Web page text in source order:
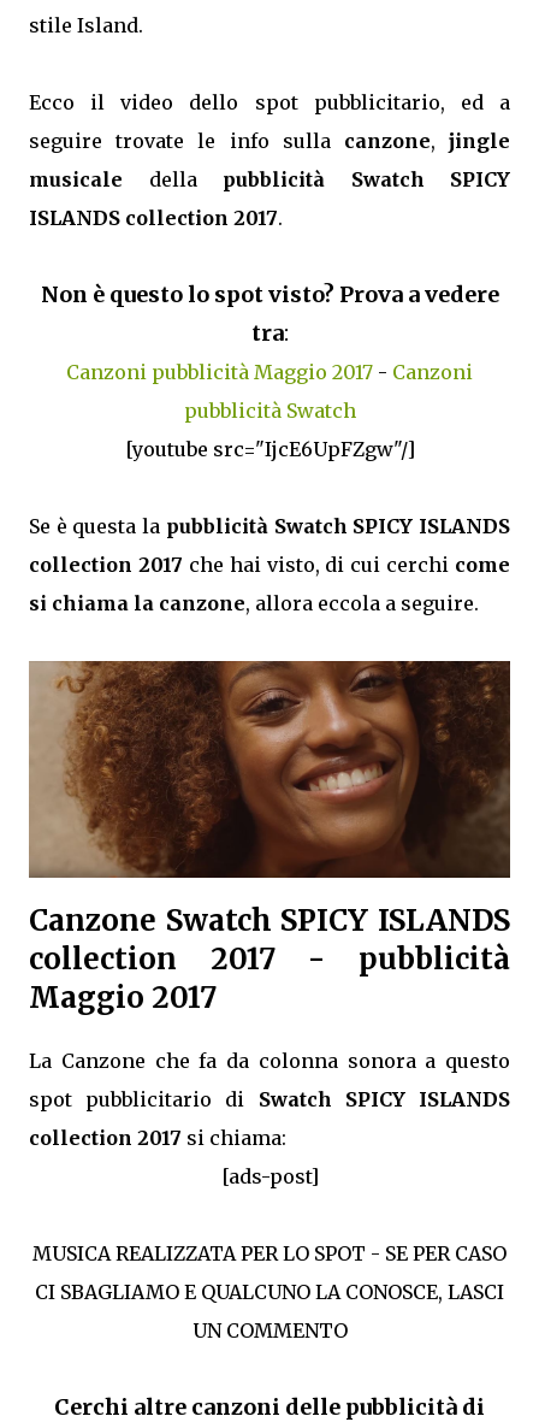
stile Island.
Ecco il video dello spot pubblicitario, ed a
seguire trovate le info sulla canzone,jingle
musicale della pubblicità Swatch SPICY
ISLANDS collection 2017.
Non è questo lo spot visto? Prova a vedere
tra:
Canzoni pubblicità Maggio 2017 - Canzoni
pubblicità Swatch
[youtube src="IjcE6UpFZgw"/]
Se è questa la pubblicità Swatch SPICY ISLANDS
collection 2017 che hai visto, di cui cerchi come
si chiama la canzone, allora eccola a seguire.
Canzone Swatch SPICY ISLANDS
collection 2017 - pubblicità
Maggio 2017
La Canzone che fa da colonna sonora a questo
spot pubblicitario di Swatch SPICY ISLANDS
collection 2017 si chiama:
[ads-post]
MUSICA REALIZZATA PER LO SPOT - SE PER CASO
CI SBAGLIAMO E QUALCUNO LA CONOSCE, LASCI
UN COMMENTO
Cerchi altre canzoni delle pubblicità di